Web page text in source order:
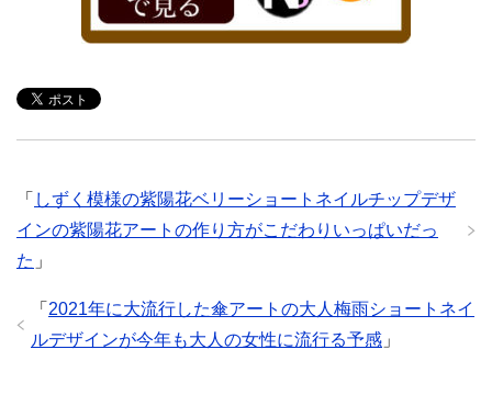
「 しずく模様の紫陽花ベリーショートネイルチップデザ
インの紫陽花アートの作り方がこだわりいっぱいだっ
た 」
「 2021年に大流行した傘アートの大人梅雨ショートネイ
ルデザインが今年も大人の女性に流行る予感 」